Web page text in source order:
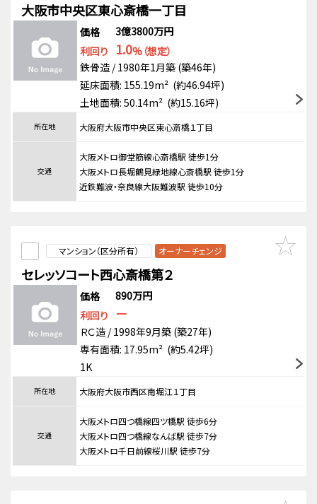
大阪市中央区東心斎橋一丁目
価格
3億3800万円
利回り
1.0%（想定）
鉄骨造 / 1980年1月築 (築46年)
延床面積: 155.19m² (約46.94坪)
土地面積: 50.14m² (約15.16坪)
所在地 大阪府大阪市中央区東心斎橋１丁目
交通
大阪メトロ御堂筋線心斎橋駅 徒歩1分
大阪メトロ長堀鶴見緑地線心斎橋駅 徒歩1分
近鉄難波・奈良線大阪難波駅 徒歩10分
マンション（区分所有） オーナーチェンジ
セレッソコート西心斎橋第２
価格
890万円
利回り
－
ＲＣ造 / 1998年9月築 (築27年)
専有面積: 17.95m² (約5.42坪)
1K
所在地 大阪府大阪市西区南堀江１丁目
交通
大阪メトロ四つ橋線四ツ橋駅 徒歩6分
大阪メトロ四つ橋線なんば駅 徒歩7分
大阪メトロ千日前線桜川駅 徒歩7分